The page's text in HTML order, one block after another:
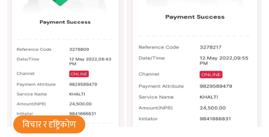
विचार र दृष्ट्रिकोण